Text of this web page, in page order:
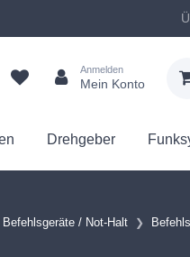
Anmelden
Mein Konto
Drehgeber
Befehlsgeräte / Not-Halt